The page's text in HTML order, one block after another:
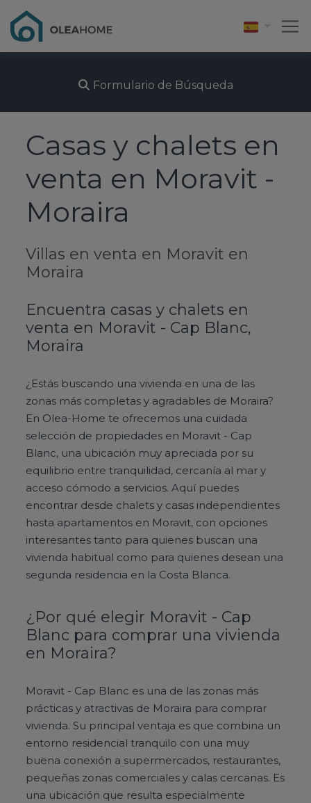
Formulario de Búsqueda
Casas y chalets en
venta en Moravit -
Moraira
Villas en venta en Moravit en
Moraira
Encuentra casas y chalets en
venta en Moravit - Cap Blanc,
Moraira
¿Estás buscando una vivienda en una de las
zonas más completas y agradables de Moraira?
En Olea-Home te ofrecemos una cuidada
selección de propiedades en Moravit - Cap
Blanc, una ubicación muy apreciada por su
equilibrio entre tranquilidad, cercanía al mar y
acceso cómodo a servicios. Aquí puedes
encontrar desde chalets y casas independientes
hasta apartamentos en Moravit, con opciones
interesantes tanto para quienes buscan una
vivienda habitual como para quienes desean una
segunda residencia en la Costa Blanca.
¿Por qué elegir Moravit - Cap
Blanc para comprar una vivienda
en Moraira?
Moravit - Cap Blanc es una de las zonas más
prácticas y atractivas de Moraira para comprar
vivienda. Su principal ventaja es que combina un
entorno residencial tranquilo con una muy
buena conexión a supermercados, restaurantes,
pequeñas zonas comerciales y calas cercanas. Es
una ubicación que resulta especialmente